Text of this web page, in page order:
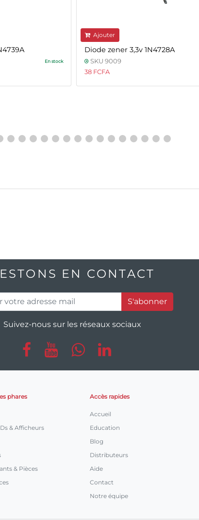
En stock
Ajouter
Diode zener 3,3v 1N4728A
SKU 9009
38 FCFA
EN CONTACT
S'abonner
Suivez-nous sur les réseaux sociaux
phares
& Afficheurs
& Pièces
Accès rapides
Accueil
Education
Blog
Distributeurs
Aide
Contact
Notre équipe